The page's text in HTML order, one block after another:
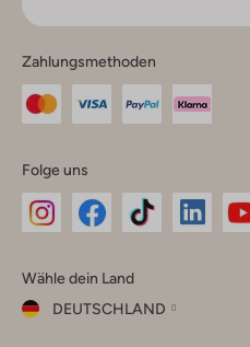
Zahlungsmethoden
Folge uns
Instagram
Facebook
TikTok
Wähle dein Land
DEUTSCHLAND